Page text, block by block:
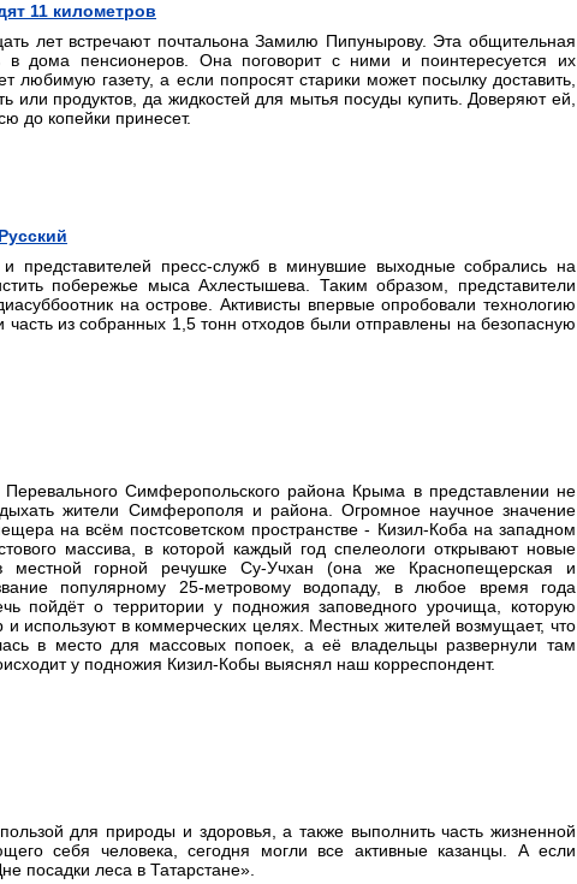
11 километров
лет встречают почтальона Замилю Пипунырову. Эта общительная
в дома пенсионеров. Она поговорит с ними и поинтересуется их
любимую газету, а если попросят старики может посылку доставить,
или продуктов, да жидкостей для мытья посуды купить. Доверяют ей,
до копейки принесет.
представителей пресс-служб в минувшие выходные собрались на
побережье мыса Ахлестышева. Таким образом, представители
на острове. Активисты впервые опробовали технологию
часть из собранных 1,5 тонн отходов были отправлены на безопасную
Симферопольского района Крыма в представлении не
жители Симферополя и района. Огромное научное значение
на всём постсоветском пространстве - Кизил-Коба на западном
массива, в которой каждый год спелеологи открывают новые
горной речушке Су-Учхан (она же Краснопещерская и
популярному 25-метровому водопаду, в любое время года
пойдёт о территории у подножия заповедного урочища, которую
используют в коммерческих целях. Местных жителей возмущает, что
в место для массовых попоек, а её владельцы развернули там
у подножия Кизил-Кобы выяснял наш корреспондент.
для природы и здоровья, а также выполнить часть жизненной
себя человека, сегодня могли все активные казанцы. А если
посадки леса в Татарстане».